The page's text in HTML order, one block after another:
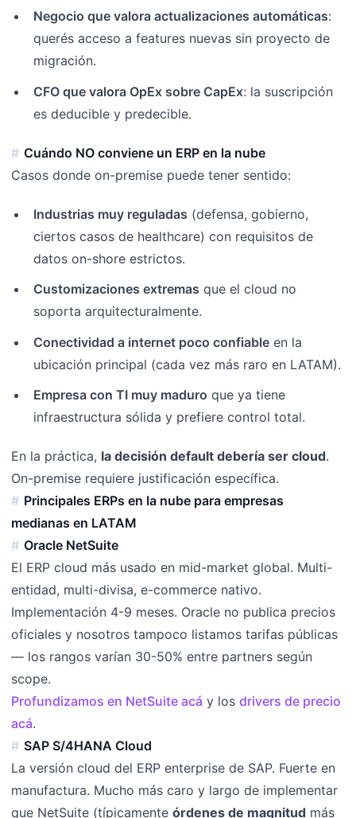
Negocio que valora actualizaciones automáticas:
querés acceso a features nuevas sin proyecto de
migración.
CFO que valora OpEx sobre CapEx: la suscripción
es deducible y predecible.
Cuándo NO conviene un ERP en la nube
Casos donde on-premise puede tener sentido:
Industrias muy reguladas (defensa, gobierno,
ciertos casos de healthcare) con requisitos de
datos on-shore estrictos.
Customizaciones extremas que el cloud no
soporta arquitecturalmente.
Conectividad a internet poco confiable en la
ubicación principal (cada vez más raro en LATAM).
Empresa con TI muy maduro que ya tiene
infraestructura sólida y prefiere control total.
En la práctica, la decisión default debería ser cloud.
On-premise requiere justificación específica.
Principales ERPs en la nube para empresas
medianas en LATAM
Oracle NetSuite
El ERP cloud más usado en mid-market global. Multi-
entidad, multi-divisa, e-commerce nativo.
Implementación 4-9 meses. Oracle no publica precios
oficiales y nosotros tampoco listamos tarifas públicas
— los rangos varían 30-50% entre partners según
scope.
Profundizamos en NetSuite acá y los drivers de precio
acá.
SAP S/4HANA Cloud
La versión cloud del ERP enterprise de SAP. Fuerte en
manufactura. Mucho más caro y largo de implementar
que NetSuite (típicamente órdenes de magnitud más